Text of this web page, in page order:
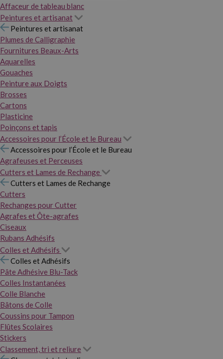
Affaceur de tableau blanc
Peintures et artisanat
Peintures et artisanat
Plumes de Calligraphie
Fournitures Beaux-Arts
Aquarelles
Gouaches
Peinture aux Doigts
Brosses
Cartons
Plasticine
Poinçons et tapis
Accessoires pour l’École et le Bureau
Accessoires pour l’École et le Bureau
Agrafeuses et Perceuses
Cutters et Lames de Rechange
Cutters et Lames de Rechange
Cutters
Rechanges pour Cutter
Agrafes et Ôte-agrafes
Ciseaux
Rubans Adhésifs
Colles et Adhésifs
Colles et Adhésifs
Pâte Adhésive Blu-Tack
Colles Instantanées
Colle Blanche
Bâtons de Colle
Coussins pour Tampon
Flûtes Scolaires
Stickers
Classement, tri et reliure